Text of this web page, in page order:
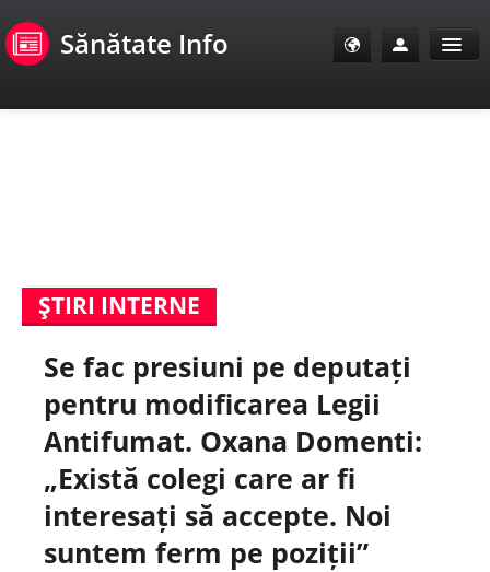
Sănătate Info
E-Sănătate Pacienți
E-Sănătate Medici
E-Sănătate Instituții
Tuberculoza Info
Spitale.MD
ŞTIRI INTERNE
Se fac presiuni pe deputați
pentru modificarea Legii
Antifumat. Oxana Domenti:
„Există colegi care ar fi
interesați să accepte. Noi
suntem ferm pe poziții”